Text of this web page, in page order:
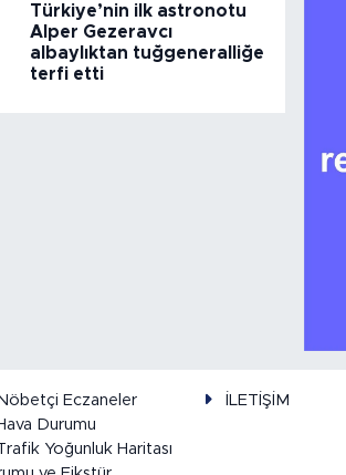
Türkiye’nin ilk astronotu
Alper Gezeravcı
albaylıktan tuğgeneralliğe
terfi etti
Eczaneler
Durumu
Yoğunluk Haritası
İLETİŞİM